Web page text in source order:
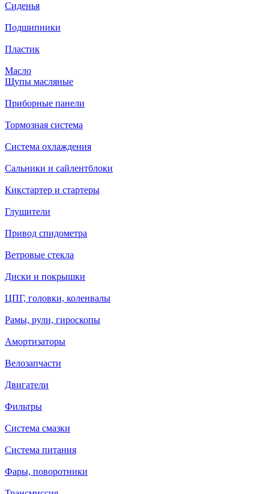
Сиденья
Подшипники
Пластик
Масло
Щупы масляные
Приборные панели
Тормозная система
Система охлаждения
Сальники и сайлентблоки
Кикстартер и стартеры
Глушители
Привод спидометра
Ветровые стекла
Диски и покрышки
ЦПГ, головки, коленвалы
Рамы, рули, гироскопы
Амортизаторы
Велозапчасти
Двигатели
Фильтры
Система смазки
Система питания
Фары, поворотники